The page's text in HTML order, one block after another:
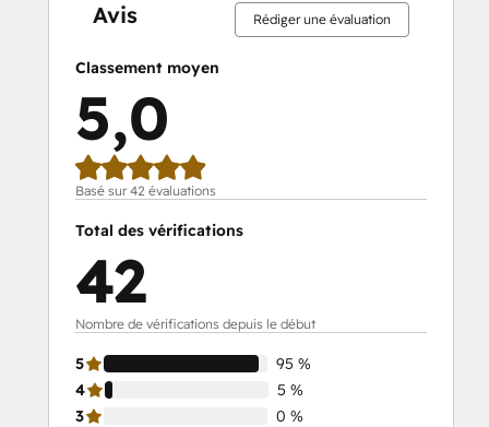
Avis Rédiger une évaluation
Classement moyen
5,0
Basé sur 42 évaluations
Total des vérifications
42
Nombre de vérifications depuis le début
5
95 %
4
5 %
3
0 %